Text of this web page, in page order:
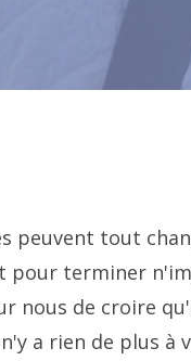
peuvent tout
pour terminer
nous de croire
a rien de plus à